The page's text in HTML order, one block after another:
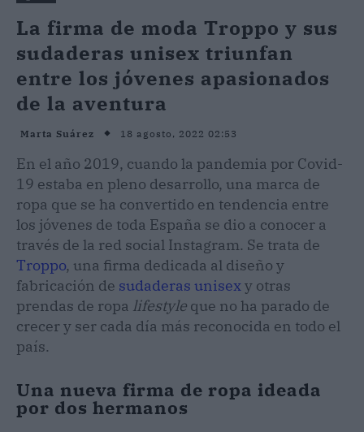
La firma de moda Troppo y sus
sudaderas unisex triunfan
entre los jóvenes apasionados
de la aventura
Marta Suárez 18 agosto, 2022 02:53
En el año 2019, cuando la pandemia por Covid-
19 estaba en pleno desarrollo, una marca de
ropa que se ha convertido en tendencia entre
los jóvenes de toda España se dio a conocer a
través de la red social Instagram. Se trata de
Troppo, una firma dedicada al diseño y
fabricación de sudaderas unisexy otras
prendas de ropa lifestyle que no ha parado de
crecer y ser cada día más reconocida en todo el
país.
Una nueva firma de ropa ideada
por dos hermanos